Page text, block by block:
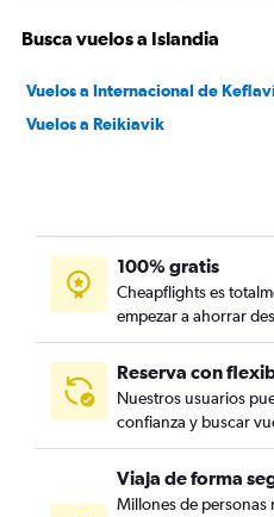
Busca vuelos a Islandia
Vuelos a Internacional de
Vuelos a Reikiavik
100% gratis
Cheapflights es
empezar a ahorrar
Reserva con
Nuestros usuarios
confianza y buscar
Viaja de forma
Millones de personas